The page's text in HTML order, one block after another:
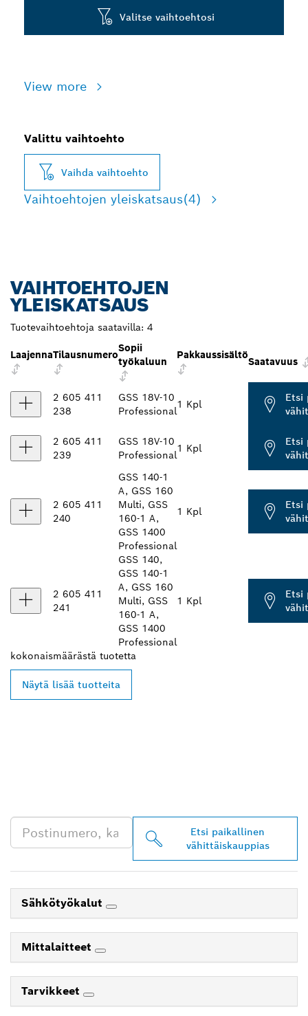
View more
Valitse vaihtoehtosi
Valittu vaihtoehto
Vaihda vaihtoehto
Vaihtoehtojen yleiskatsaus(4)
VAIHTOEHTOJEN
YLEISKATSAUS
Tuotevaihtoehtoja saatavilla: 4
LaajennaTilausnumero
Sopii
työkaluun
Pakkaussisältö
Saatavuus
2 605 411
238
GSS 18V-10
Professional
1 Kpl
Etsi
2 605 411
239
GSS 18V-10
Professional
1 Kpl
Etsi
2 605 411
240
GSS 140-1
A, GSS 160
Multi, GSS
160-1 A,
GSS 1400
Professional
1 Kpl
Etsi
2 605 411
241
GSS 140,
GSS 140-1
A, GSS 160
Multi, GSS
160-1 A,
GSS 1400
Professional
1 Kpl
Etsi
kokonaismäärästä tuotetta
Näytä lisää tuotteita
Etsi paikallinen
vähittäiskauppias
Sähkötyökalut
Mittalaitteet
Tarvikkeet